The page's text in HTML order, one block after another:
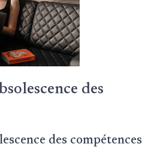
des
des compétences